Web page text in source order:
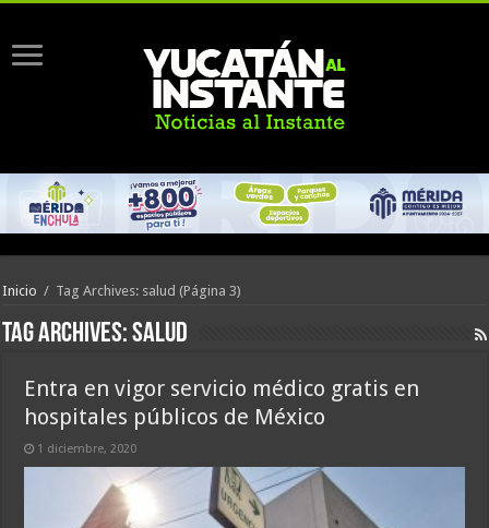
Inicio / Tag Archives: salud (Página 3)
Tag Archives:salud
Entra en vigor servicio médico gratis en
hospitales públicos de México
1 diciembre, 2020